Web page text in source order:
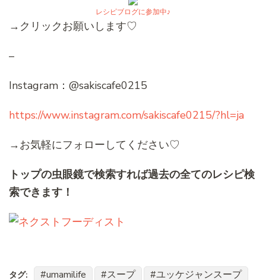
レシピブログに参加中♪
→クリックお願いします♡
–
Instagram：@sakiscafe0215
https://www.instagram.com/sakiscafe0215/?hl=ja
→お気軽にフォローしてください♡
トップの虫眼鏡で検索すれば過去の全てのレシピ検
索できます！
タグ: umamilife スープ
ユッケジャンスープ